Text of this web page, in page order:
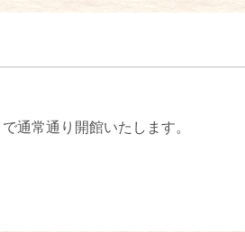
通常通り開館いたします。